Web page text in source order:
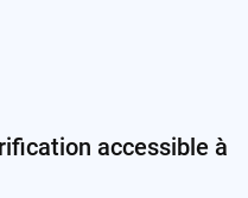
accessible à